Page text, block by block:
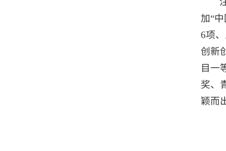
加“
6项
创新
目一
奖、
颖而